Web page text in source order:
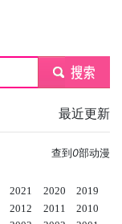
submit
最近更新
查到 0部动漫
2021 2020
2019
2012 2011
2010